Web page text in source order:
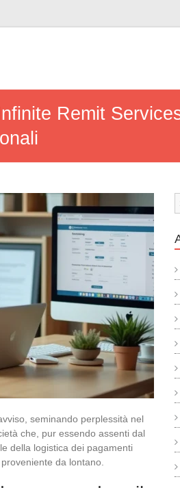
Remit
seminando perplessità nel
che, pur essendo assenti dal
della logistica dei pagamenti
da lontano.